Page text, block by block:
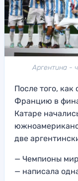
Аргентина -
После того,
Францию в
Катаре
две
— Чемпионы
— написала